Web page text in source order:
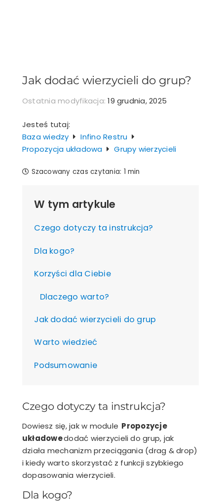
Jak dodać wierzycieli do grup?
Ostatnia modyfikacja:19 grudnia, 2025
Jesteś tutaj:
Baza wiedzy
Infino Restru
Propozycja układowa
Grupy wierzycieli
Szacowany czas czytania: 1 min
W tym artykule
Czego dotyczy ta instrukcja?
Dla kogo?
Korzyści dla Ciebie
Dlaczego warto?
Jak dodać wierzycieli do grup
Warto wiedzieć
Podsumowanie
Czego dotyczy ta instrukcja?
Dowiesz się, jak w module Propozycje
układowedodać wierzycieli do grup, jak
działa mechanizm przeciągania (drag & drop)
i kiedy warto skorzystać z funkcji szybkiego
dopasowania wierzycieli.
Dla kogo?